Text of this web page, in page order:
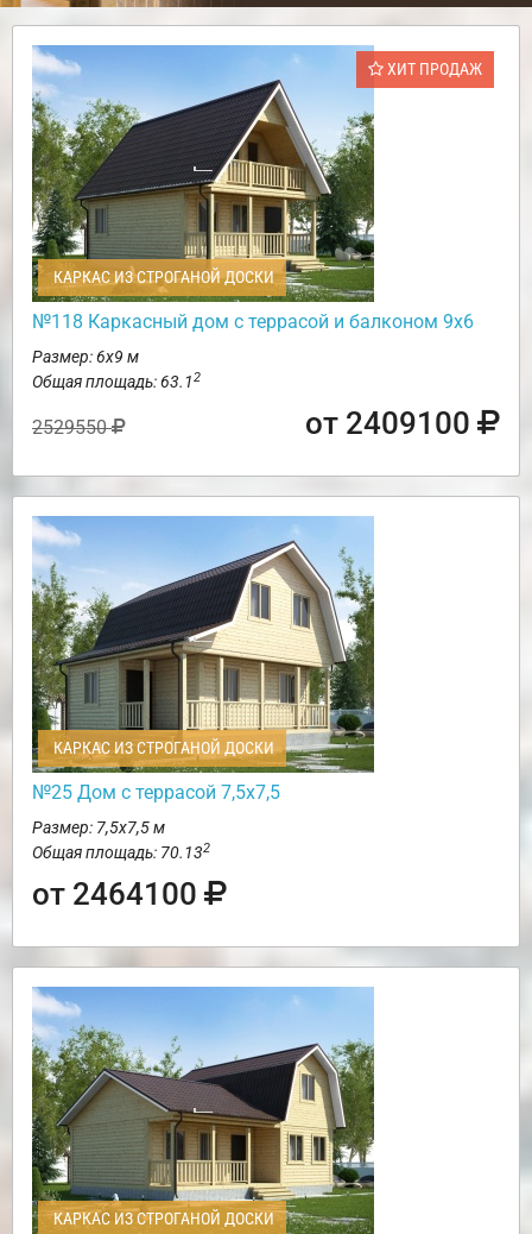
ХИТ ПРОДАЖ
КАРКАС ИЗ СТРОГАНОЙ ДОСКИ
№118 Каркасный дом с террасой и балконом 9х6
Размер: 6х9 м
Общая площадь: 63.12
2529550 от 2409100
КАРКАС ИЗ СТРОГАНОЙ ДОСКИ
№25 Дом с террасой 7,5х7,5
Размер: 7,5х7,5 м
Общая площадь: 70.132
от 2464100
КАРКАС ИЗ СТРОГАНОЙ ДОСКИ